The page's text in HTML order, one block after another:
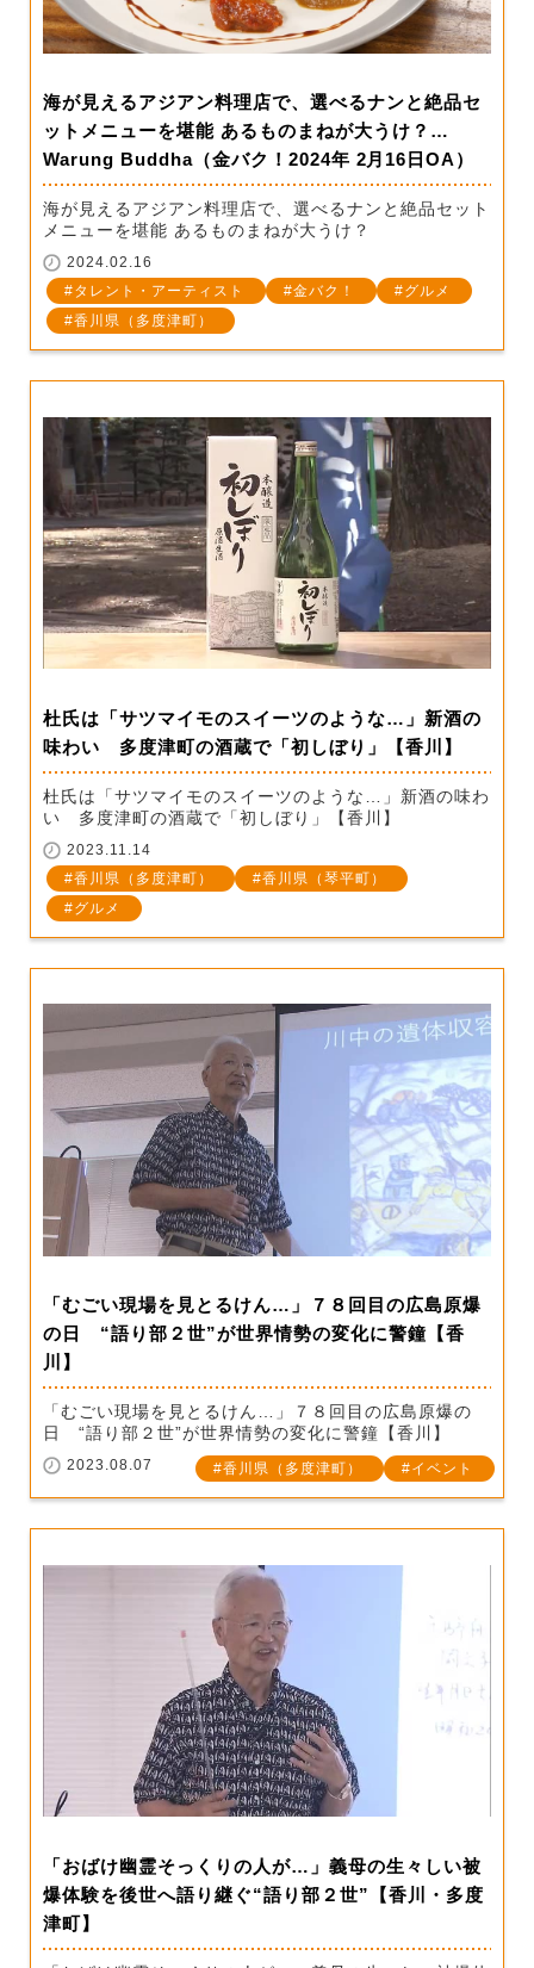
海が見えるアジアン料理店で、選べるナンと絶品セ
ットメニューを堪能 あるものまねが大うけ？…
Warung Buddha（金バク！2024年 2月16日OA）
海が見えるアジアン料理店で、選べるナンと絶品セット
メニューを堪能 あるものまねが大うけ？
2024.02.16
タレント・アーティスト
金バク！
グルメ
香川県（多度津町）
杜氏は「サツマイモのスイーツのような…」新酒の
味わい 多度津町の酒蔵で「初しぼり」【香川】
杜氏は「サツマイモのスイーツのような…」新酒の味わ
い 多度津町の酒蔵で「初しぼり」【香川】
2023.11.14
香川県（多度津町）
香川県（琴平町）
グルメ
「むごい現場を見とるけん…」７８回目の広島原爆
の日 “語り部２世”が世界情勢の変化に警鐘【香
川】
「むごい現場を見とるけん…」７８回目の広島原爆の
日 “語り部２世”が世界情勢の変化に警鐘【香川】
2023.08.07 香川県（多度津町） イベント
「おばけ幽霊そっくりの人が…」義母の生々しい被
爆体験を後世へ語り継ぐ“語り部２世”【香川・多度
津町】